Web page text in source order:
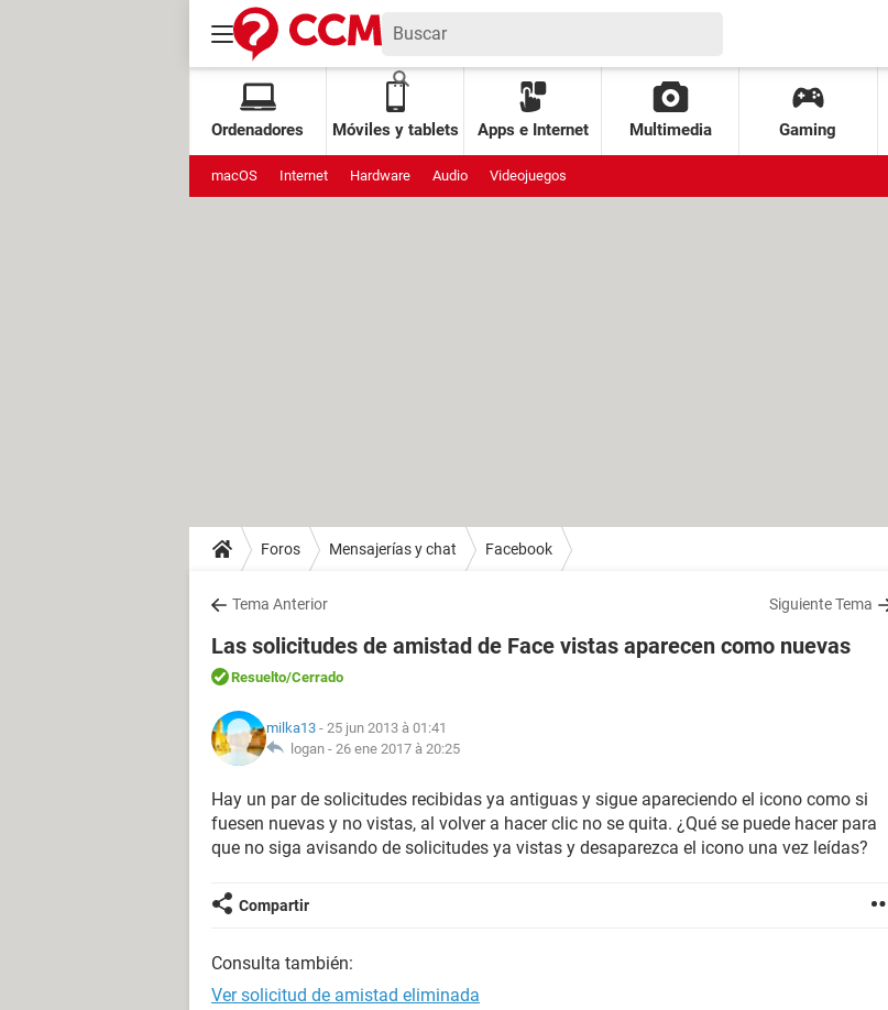
Ordenadores Móviles y tablets Apps e Internet Multimedia Gaming
macOS Internet Hardware Audio Videojuegos
Foros Mensajerías y chat Facebook
Tema Anterior Siguiente Tema
Las solicitudes de amistad de Face vistas aparecen como nuevas
Resuelto/Cerrado
milka13 - 25 jun 2013 à 01:41
logan - 26 ene 2017 à 20:25
Hay un par de solicitudes recibidas ya antiguas y sigue apareciendo el icono como si
fuesen nuevas y no vistas, al volver a hacer clic no se quita. ¿Qué se puede hacer para
que no siga avisando de solicitudes ya vistas y desaparezca el icono una vez leídas?
Compartir
Consulta también:
Ver solicitud de amistad eliminada